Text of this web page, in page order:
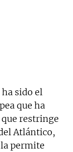
sido el
que ha
restringe
Atlántico,
permite